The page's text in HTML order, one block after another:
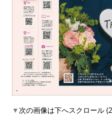
▼次の画像は下へスクロール